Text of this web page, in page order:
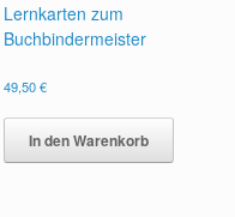
Lernkarten zum
Buchbindermeister
49,50€
In den Warenkorb